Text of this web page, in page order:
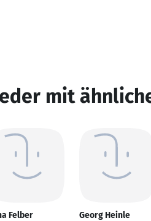
mit
Felber Georg Heinle